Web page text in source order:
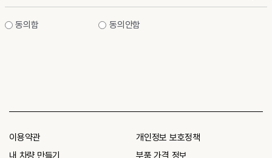
*
마케팅
동의함 동의안함
이용약관 개인정보 보호정책
내 차량 만들기 부품 가격 정보